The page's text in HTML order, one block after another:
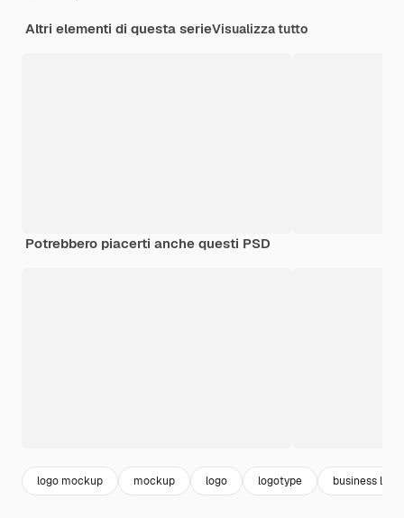
Altri elementi di questa serieVisualizza tutto
Potrebbero piacerti anche questi PSD
logo mockup mockup logo logotype business logo